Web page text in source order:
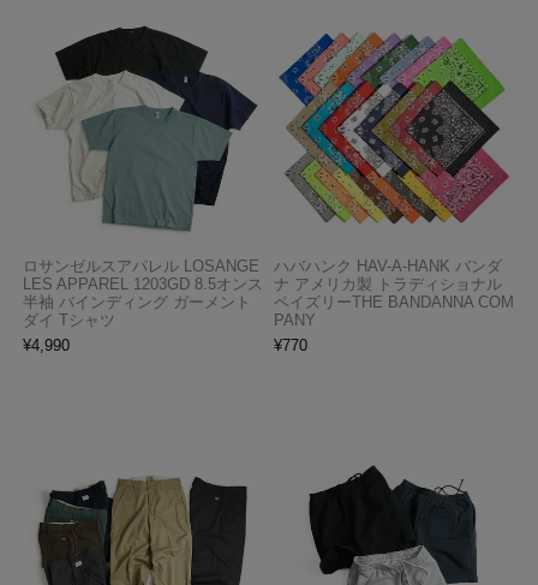
ロサンゼルスアパレル LOSANGE
LES APPAREL 1203GD 8.5オンス
半袖 バインディング ガーメント
ダイ Tシャツ
¥4,990
ハバハンク HAV-A-HANK バンダ
ナ アメリカ製 トラディショナル
ペイズリーTHE BANDANNA COM
PANY
¥770